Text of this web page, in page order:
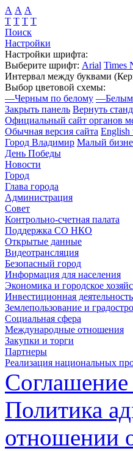
А А А
Т Т Т Т
Поиск
Настройки
Настройки шрифта:
Выберите шрифт: Arial Times
Интервал между буквами
Выбор цветовой схемы:
—Черным по белому —
Закрыть панель Вернуть
Официальный сайт органов
Обычная версия сайта English
Город Владимир Малый
День Победы
Новости
Город
Глава города
Администрация
Совет
Контрольно-счетная палата
Поддержка СО НКО
Открытые данные
Видеотрансляция
Безопасный город
Информация для населения
Экономика и городское
Инвестиционная деятельность
Землепользование и
Социальная сфера
Международные отношения
Закупки и торги
Партнеры
Реализация национальных
Политика
отношении